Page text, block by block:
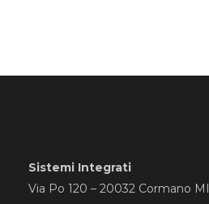
Sistemi Integrati
Via Po 120 – 20032 Cormano MI